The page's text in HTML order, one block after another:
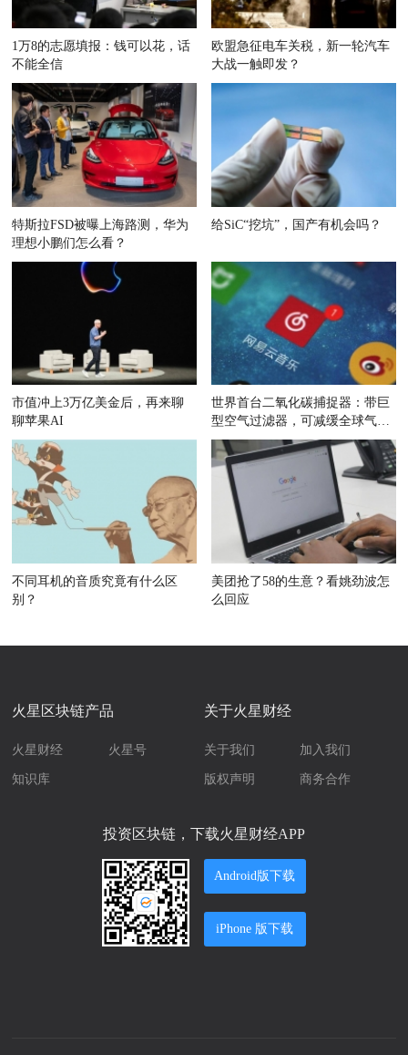
1万8的志愿填报：钱可以花，话
不能全信
欧盟急征电车关税，新一轮汽车
大战一触即发？
特斯拉FSD被曝上海路测，华为
理想小鹏们怎么看？
给SiC“挖坑”，国产有机会吗？
市值冲上3万亿美金后，再来聊
聊苹果AI
世界首台二氧化碳捕捉器：带巨
型空气过滤器，可减缓全球气候
变暖
不同耳机的音质究竟有什么区
别？
美团抢了58的生意？看姚劲波怎
么回应
火星区块链产品
火星财经 火星号
知识库
关于火星财经
关于我们 加入我们
版权声明 商务合作
投资区块链，下载火星财经APP
Android版下载
iPhone 版下载